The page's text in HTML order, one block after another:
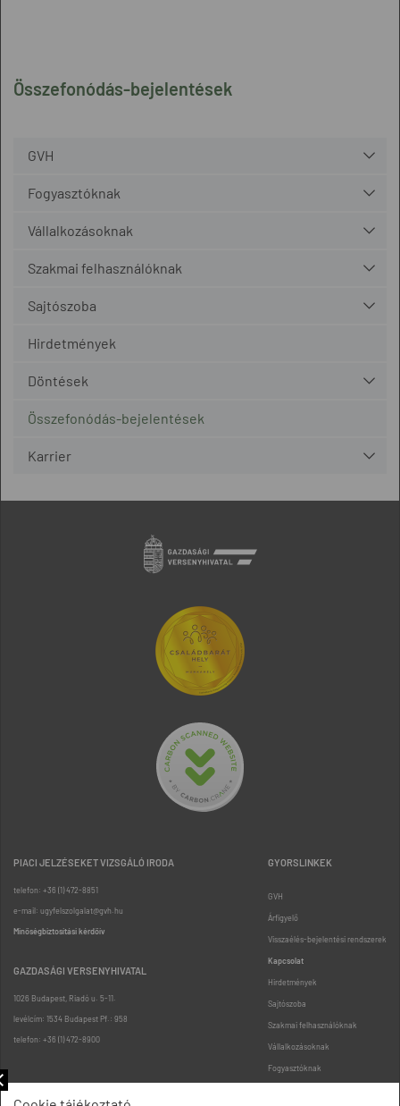
Összefonódás-bejelentések
GVH
Fogyasztóknak
Vállalkozásoknak
Szakmai felhasználóknak
Sajtószoba
Hirdetmények
Döntések
Összefonódás-bejelentések
Karrier
PIACI JELZÉSEKET VIZSGÁLÓ IRODA
telefon: +36 (1) 472-8851
e-mail: ugyfelszolgalat@gvh.hu
Minőségbiztosítási kérdőív
GAZDASÁGI VERSENYHIVATAL
1026 Budapest, Riadó u. 5-11.
levélcím: 1534 Budapest Pf.: 958
telefon: +36 (1) 472-8900
GYORSLINKEK
GVH
Árfigyelő
Visszaélés-bejelentési rendszerek
Kapcsolat
Hirdetmények
Sajtószoba
Szakmai felhasználóknak
Vállalkozásoknak
Fogyasztóknak